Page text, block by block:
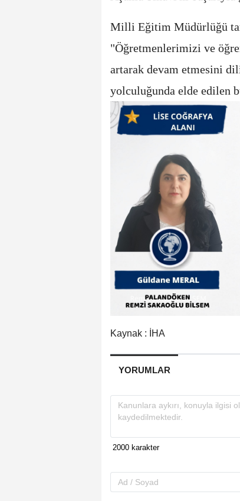
Milli Eğitim Müdürlüğü
"Öğretmenlerimizi ve
artarak devam etmesini
yolculuğunda elde edilen
Kaynak : İHA
YORUMLAR